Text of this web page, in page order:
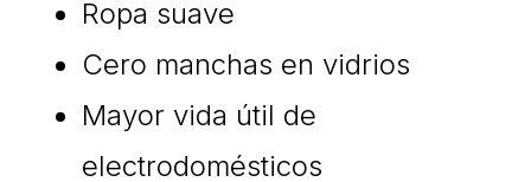
Ropa suave
Cero manchas en vidrios
Mayor vida útil de
electrodomésticos